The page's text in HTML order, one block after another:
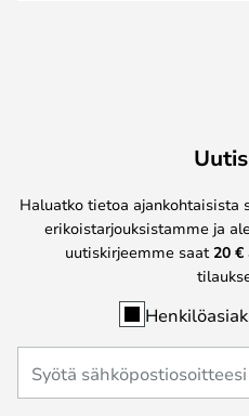
Haluatko tietoa ajankohtaisista
erikoistarjouksistamme ja
uutiskirjeemme saat 20